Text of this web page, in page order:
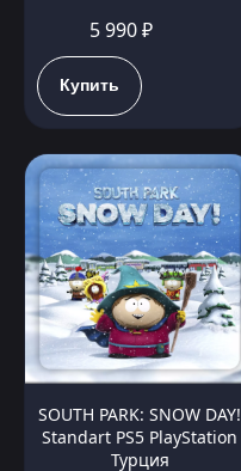
5 990 ₽
Купить
SOUTH PARK: SNOW DAY!
Standart PS5 PlayStation
Турция